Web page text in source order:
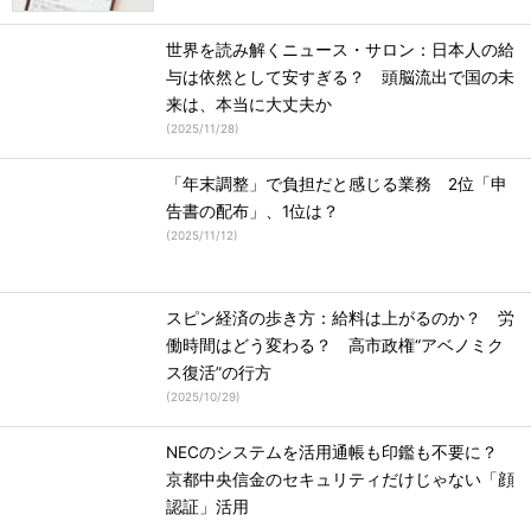
世界を読み解くニュース・サロン：日本人の給
与は依然として安すぎる？ 頭脳流出で国の未
来は、本当に大丈夫か
(2025/11/28)
「年末調整」で負担だと感じる業務 2位「申
告書の配布」、1位は？
(2025/11/12)
スピン経済の歩き方：給料は上がるのか？ 労
働時間はどう変わる？ 高市政権“アベノミク
ス復活”の行方
(2025/10/29)
NECのシステムを活用通帳も印鑑も不要に？
京都中央信金のセキュリティだけじゃない「顔
認証」活用